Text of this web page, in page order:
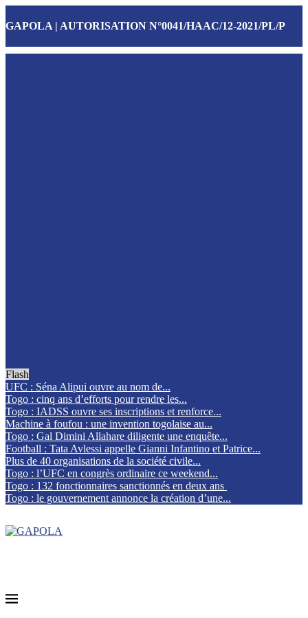
GAPOLA | AUTORISATION N°0041/HAAC/12-2021/PL/P
Flash
UFC : Séna Alipui ouvre au nom de...
Togo : cinq ans d’efforts pour rendre les...
Togo : IADSS ouvre ses inscriptions et renforce...
Machine à foufou : une invention togolaise au...
Togo : Gal Dimini Allahare diligente une enquête...
Football : Tata Avlessi appelle Gianni Infantino et Patrice...
Plus de 40 organisations de la société civile...
Togo : l’UFC en congrès ordinaire ce weekend...
Togo : 132 fonctionnaires sanctionnés en deux ans
Togo : le gouvernement annonce la création d’une...